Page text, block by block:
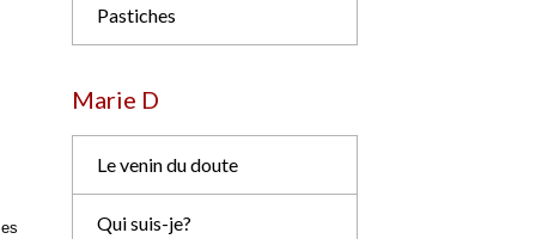
Pastiches
Marie D
Le venin du doute
Qui suis-je?